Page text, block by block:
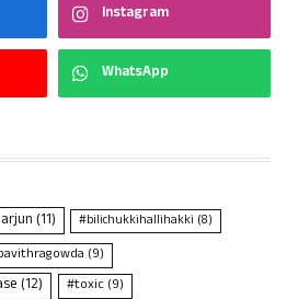
Instagram
WhatsApp
(11) #bilichukkihallihakki (8)
(9)
(12) #toxic(9)